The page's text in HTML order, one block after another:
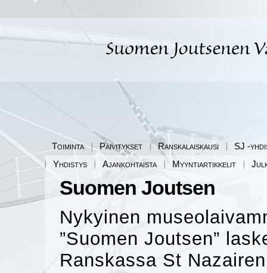
Toiminta Päivitykset Ranskalaiskausi
SJ -
Yhdistys
Ajankohtaista Myyntiartikkelit
Suomen Joutsen
Nykyinen
”Suomen Joutsen”
Ranskassa St